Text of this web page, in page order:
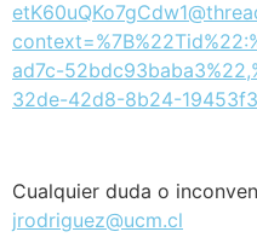
ad7c-
32de-42d8-8b24-
Cualquier duda o
jrodriguez@ucm.cl